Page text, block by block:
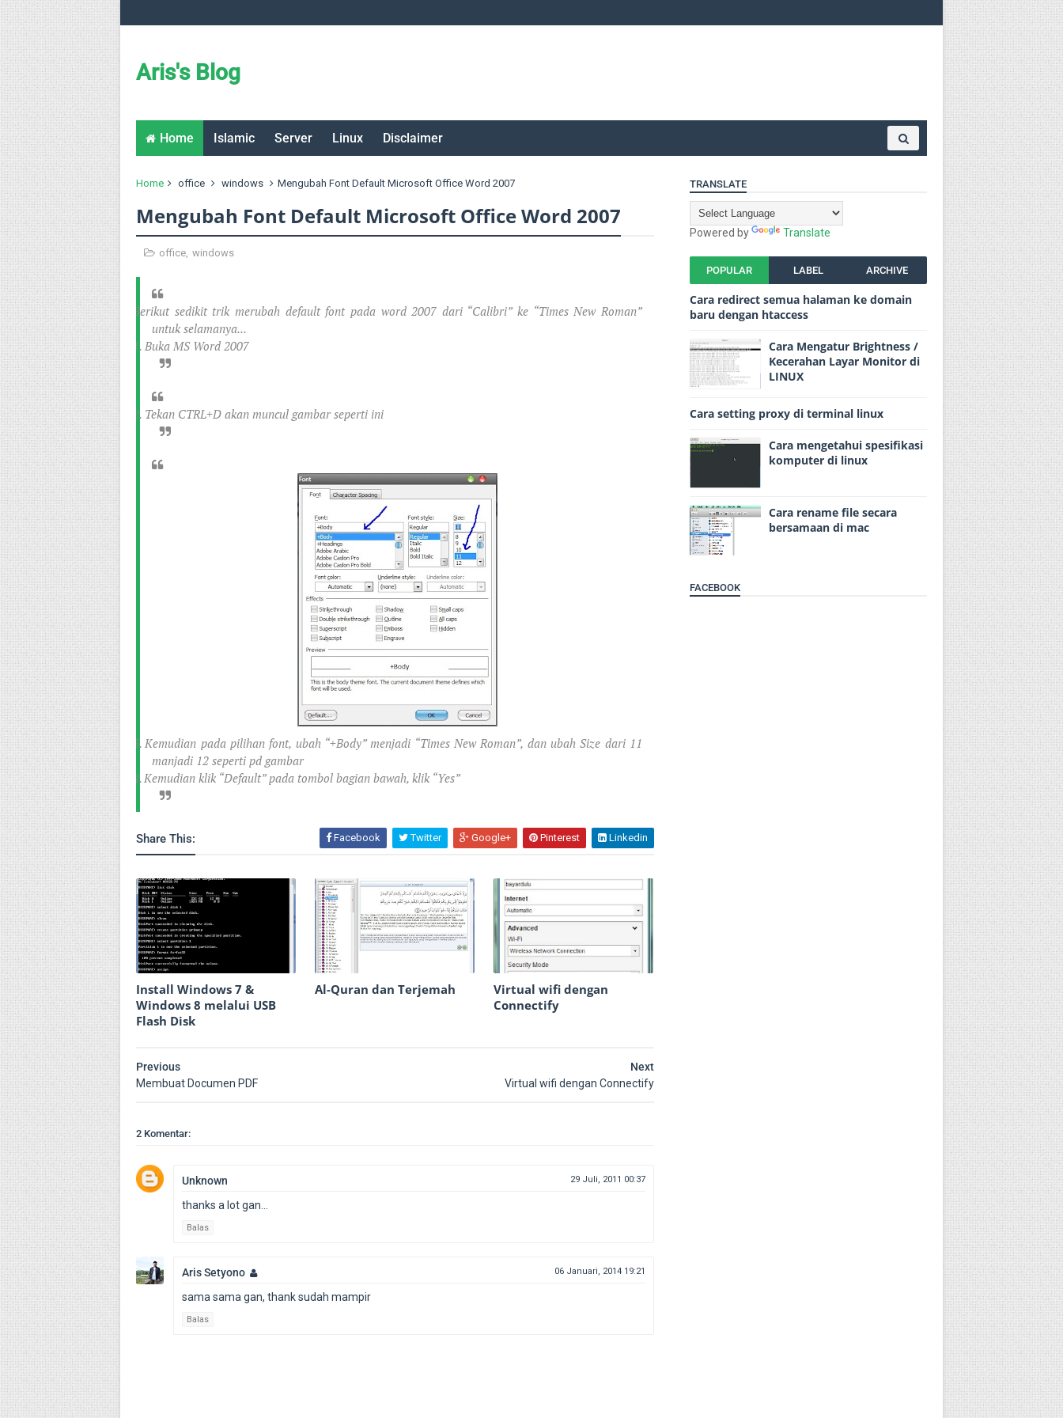
Aris's Blog
Home Islamic Server Linux Disclaimer
Home office windows Mengubah Font Default Microsoft Office Word 2007
Mengubah Font Default Microsoft Office Word 2007
office, windows
Berikut sedikit trik merubah default font pada word 2007 dari “Calibri” ke “Times New Roman”
untuk selamanya...
1. Buka MS Word 2007
2. Tekan CTRL+D akan muncul gambar seperti ini
3. Kemudian pada pilihan font, ubah “+Body” menjadi “Times New Roman”, dan ubah Size dari 11
manjadi 12 seperti pd gambar
4.Kemudian klik “Default” pada tombol bagian bawah, klik “Yes”
Share This: Facebook Twitter Google+ Pinterest Linkedin
Install Windows 7 &
Windows 8 melalui USB
Flash Disk
Al-Quran dan Terjemah
Virtual wifi dengan
Connectify
Next
Virtual wifi dengan Connectify
Previous
Membuat Documen PDF
2 Komentar:
Unknown 29 Juli, 2011 00:37
thanks a lot gan...
Balas
Aris Setyono 06 Januari, 2014 19:21
sama sama gan, thank sudah mampir
Balas
TRANSLATE
Powered by Translate
POPULAR LABEL ARCHIVE
Cara redirect semua halaman ke domain
baru dengan htaccess
Cara Mengatur Brightness /
Kecerahan Layar Monitor di
LINUX
Cara setting proxy di terminal linux
Cara mengetahui spesifikasi
komputer di linux
Cara rename file secara
bersamaan di mac
FACEBOOK